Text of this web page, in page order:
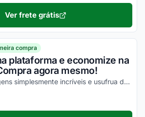
Ver frete grátis
compra
plataforma e economize na
agora mesmo!
Desfrute de vantagens simplesmente incríveis e usufrua dos melhores descontos!
funcionou